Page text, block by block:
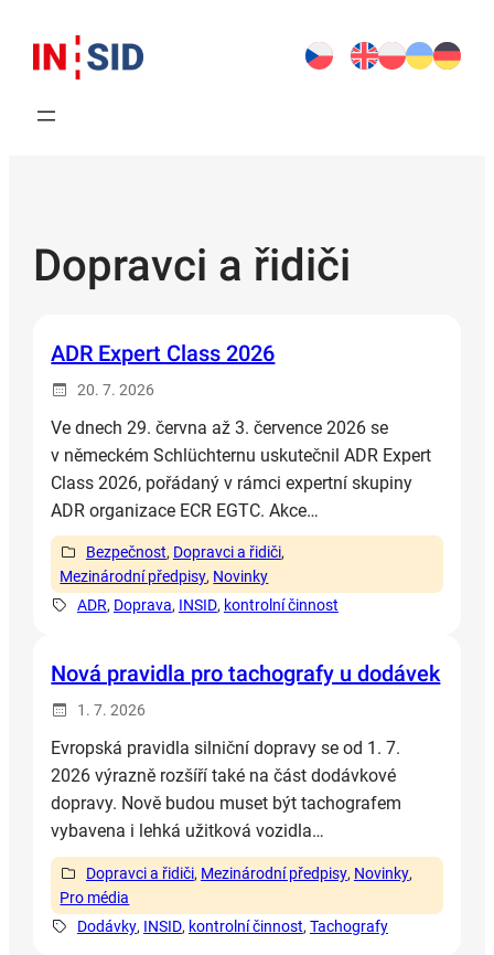
obsah
Dopravci a řidiči
ADR Expert Class 2026
20. 7. 2026
Ve dnech 29. června až 3. července 2026 se
v německém Schlüchternu uskutečnil ADR Expert
Class 2026, pořádaný v rámci expertní skupiny
ADR organizace ECR EGTC. Akce…
Bezpečnost, Dopravci a řidiči,
Mezinárodní předpisy, Novinky
ADR, Doprava, INSID, kontrolní činnost
Nová pravidla pro tachografy u dodávek
1. 7. 2026
Evropská pravidla silniční dopravy se od 1. 7.
2026 výrazně rozšíří také na část dodávkové
dopravy. Nově budou muset být tachografem
vybavena i lehká užitková vozidla…
Dopravci a řidiči, Mezinárodní předpisy, Novinky,
Pro média
Dodávky, INSID, kontrolní činnost, Tachografy